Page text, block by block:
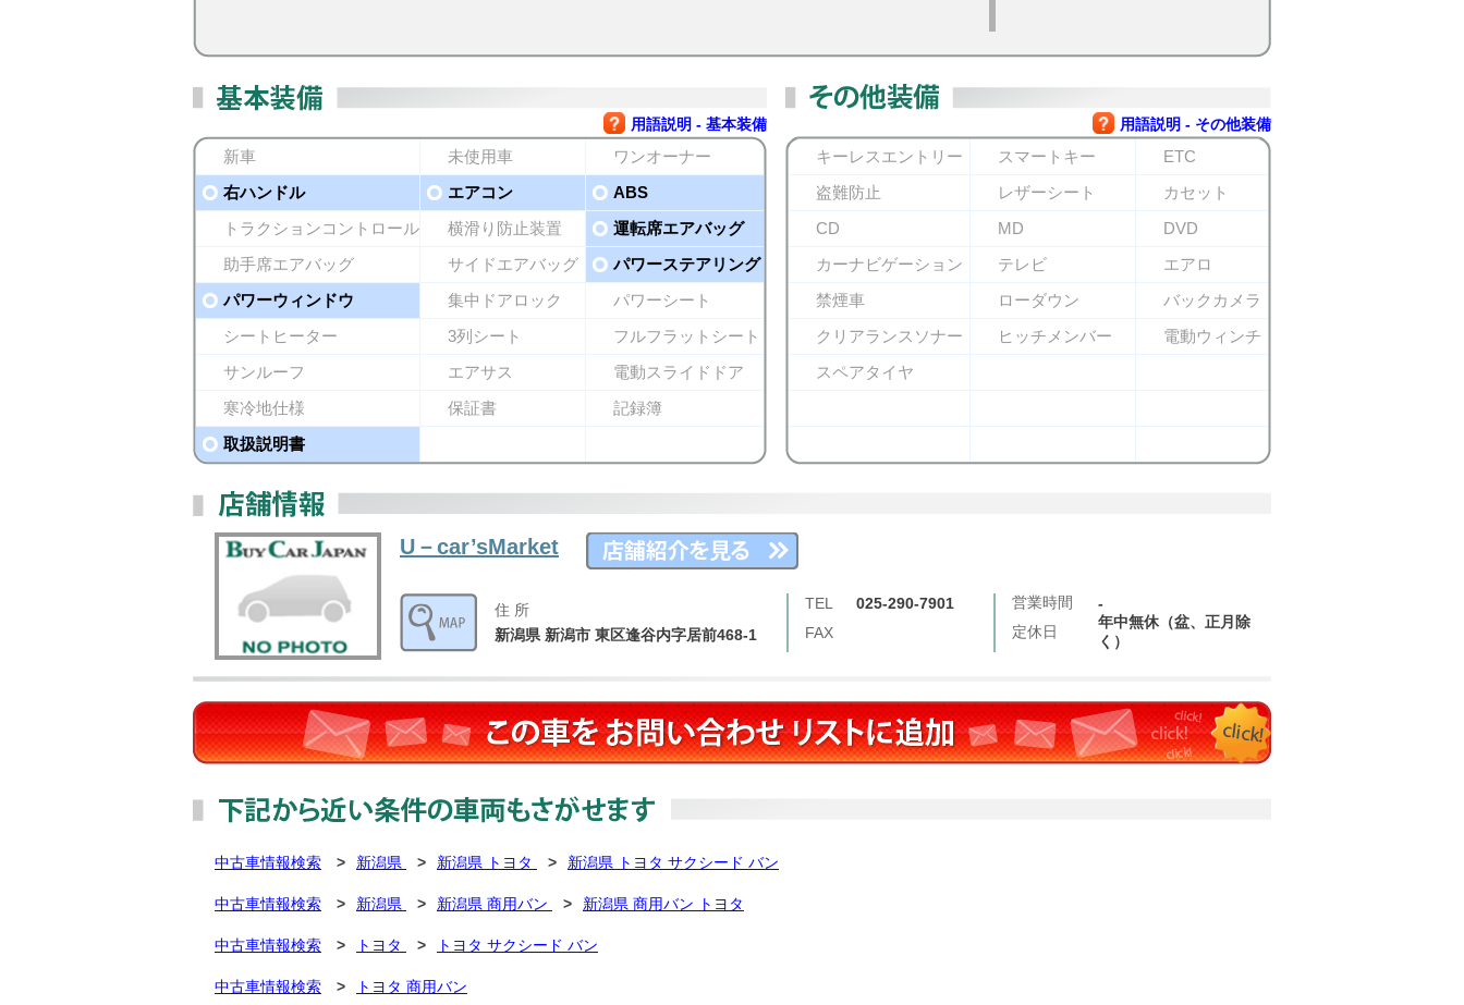
用語説明 - 基本装備
新車 未使用車
ワンオーナー
右ハンドル
エアコン
ABS
トラクションコントロール
横滑り防止装置
運転席エアバッグ
助手席エアバッグ
サイドエアバッグ
パワーステアリング
パワーウィンドウ
集中ドアロック
パワーシート
シートヒーター
3列シート
フルフラットシート
サンルーフ
エアサス
電動スライドドア
寒冷地仕様
保証書
記録簿
取扱説明書
用語説明 - その他装備
キーレスエントリー スマートキー
ETC
盗難防止
レザーシート
カセット
CD
MD
DVD
カーナビゲーション
テレビ
エアロ
禁煙車
ローダウン
バックカメラ
クリアランスソナー
ヒッチメンバー
電動ウィンチ
スペアタイヤ
U－car’sMarket
住 所
新潟県 新潟市 東区逢谷内字居前468-1
TEL 025-290-7901 営業時間
-
FAX
定休日
年中無休（盆、正月除
く）
中古車情報検索 > 新潟県 > 新潟県 トヨタ > 新潟県 トヨタ サクシード バン
中古車情報検索 > 新潟県 > 新潟県 商用バン > 新潟県 商用バン トヨタ
中古車情報検索 > トヨタ > トヨタ サクシード バン
中古車情報検索 > トヨタ 商用バン